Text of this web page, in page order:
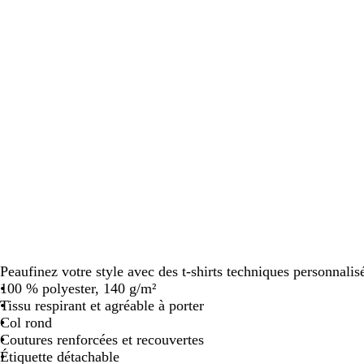
Peaufinez votre style avec des t-shirts techniques
100 % polyester, 140 g/m²
Tissu respirant et agréable à porter
Col rond
Coutures renforcées et recouvertes
Étiquette détachable